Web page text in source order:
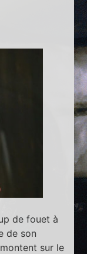
de fouet à
de son
sur le